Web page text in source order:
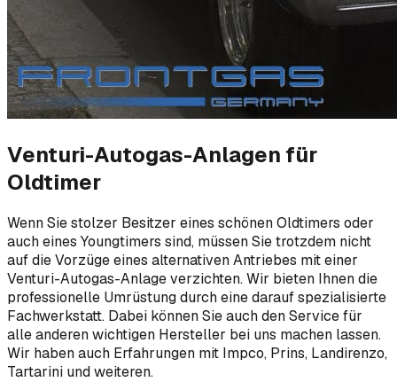
Venturi-Autogas-Anlagen für
Oldtimer
Wenn Sie stolzer Besitzer eines schönen Oldtimers oder
auch eines Youngtimers sind, müssen Sie trotzdem nicht
auf die Vorzüge eines alternativen Antriebes mit einer
Venturi-Autogas-Anlage verzichten. Wir bieten Ihnen die
professionelle Umrüstung durch eine darauf spezialisierte
Fachwerkstatt. Dabei können Sie auch den Service für
alle anderen wichtigen Hersteller bei uns machen lassen.
Wir haben auch Erfahrungen mit Impco, Prins, Landirenzo,
Tartarini und weiteren.